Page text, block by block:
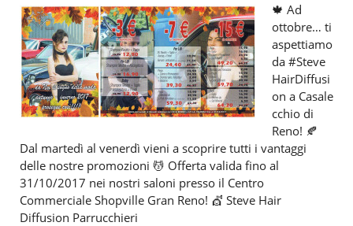
🍁 Ad
ottobre… ti
aspettiamo
da #Steve
HairDiffusi
on a Casale
cchio di
Reno! 🍂
Dal martedì al venerdì vieni a scoprire tutti i vantaggi
delle nostre promozioni 💆 Offerta valida fino al
31/10/2017 nei nostri saloni presso il Centro
Commerciale Shopville Gran Reno! 💇 Steve Hair
Diffusion Parrucchieri